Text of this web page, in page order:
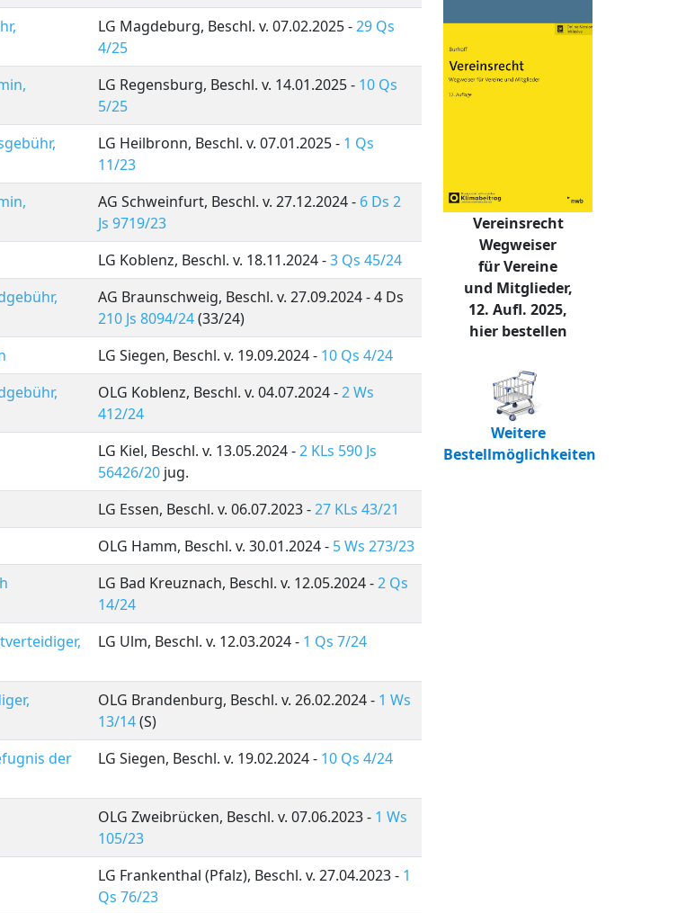
LG Magdeburg, Beschl. v. 07.02.2025 -29 Qs
4/25
LG Regensburg, Beschl. v. 14.01.2025 - 10 Qs
5/25
LG Heilbronn, Beschl. v. 07.01.2025 - 1 Qs
11/23
AG Schweinfurt, Beschl. v. 27.12.2024 - 6 Ds 2
Js 9719/23
LG Koblenz, Beschl. v. 18.11.2024 -3 Qs 45/24
AG Braunschweig, Beschl. v. 27.09.2024 - 4 Ds
210 Js 8094/24(33/24)
LG Siegen, Beschl. v. 19.09.2024 - 10 Qs 4/24
OLG Koblenz, Beschl. v. 04.07.2024 -2 Ws
412/24
LG Kiel, Beschl. v. 13.05.2024 -2 KLs 590 Js
56426/20 jug.
LG Essen, Beschl. v. 06.07.2023 -27 KLs 43/21
OLG Hamm, Beschl. v. 30.01.2024 - 5 Ws 273/23
LG Bad Kreuznach, Beschl. v. 12.05.2024 -2 Qs
14/24
LG Ulm, Beschl. v. 12.03.2024 - 1 Qs 7/24
OLG Brandenburg, Beschl. v. 26.02.2024 - 1 Ws
13/14(S)
der
LG Siegen, Beschl. v. 19.02.2024 - 10 Qs 4/24
OLG Zweibrücken, Beschl. v. 07.06.2023 - 1 Ws
105/23
LG Frankenthal (Pfalz), Beschl. v. 27.04.2023 - 1
Qs 76/23
Vereinsrecht
Wegweiser
für Vereine
und Mitglieder,
12. Aufl. 2025,
hier bestellen
Weitere
Bestellmöglichkeiten